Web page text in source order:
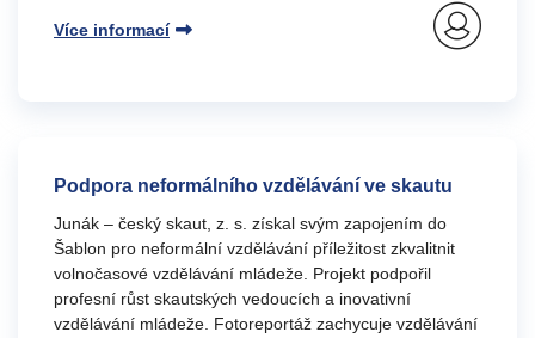
Více informací
Podpora neformálního vzdělávání ve skautu
Junák – český skaut, z. s. získal svým zapojením do
Šablon pro neformální vzdělávání příležitost zkvalitnit
volnočasové vzdělávání mládeže. Projekt podpořil
profesní růst skautských vedoucích a inovativní
vzdělávání mládeže. Fotoreportáž zachycuje vzdělávání